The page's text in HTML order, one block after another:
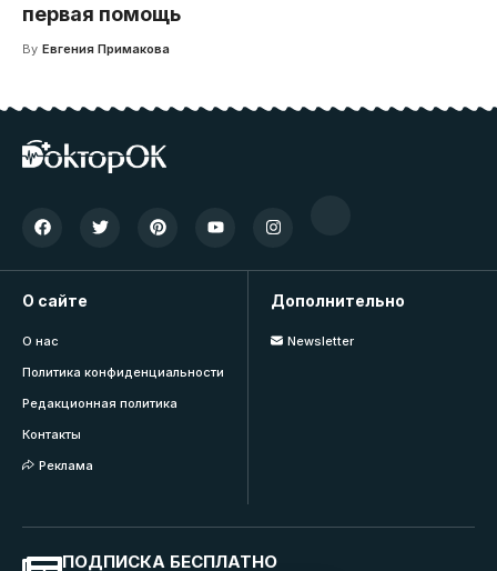
первая помощь
By Евгения Примакова
О сайте
О нас
Политика конфиденциальности
Редакционная политика
Контакты
Реклама
Дополнительно
Newsletter
ПОДПИСКА БЕСПЛАТНО